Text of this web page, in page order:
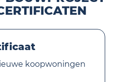
koopwoningen